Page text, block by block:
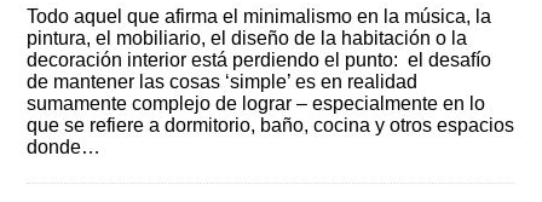
Todo aquel que afirma el minimalismo en la música, la
pintura, el mobiliario, el diseño de la habitación o la
decoración interior está perdiendo el punto: el desafío
de mantener las cosas ‘simple’ es en realidad
sumamente complejo de lograr – especialmente en lo
que se refiere a dormitorio, baño, cocina y otros espacios
donde…